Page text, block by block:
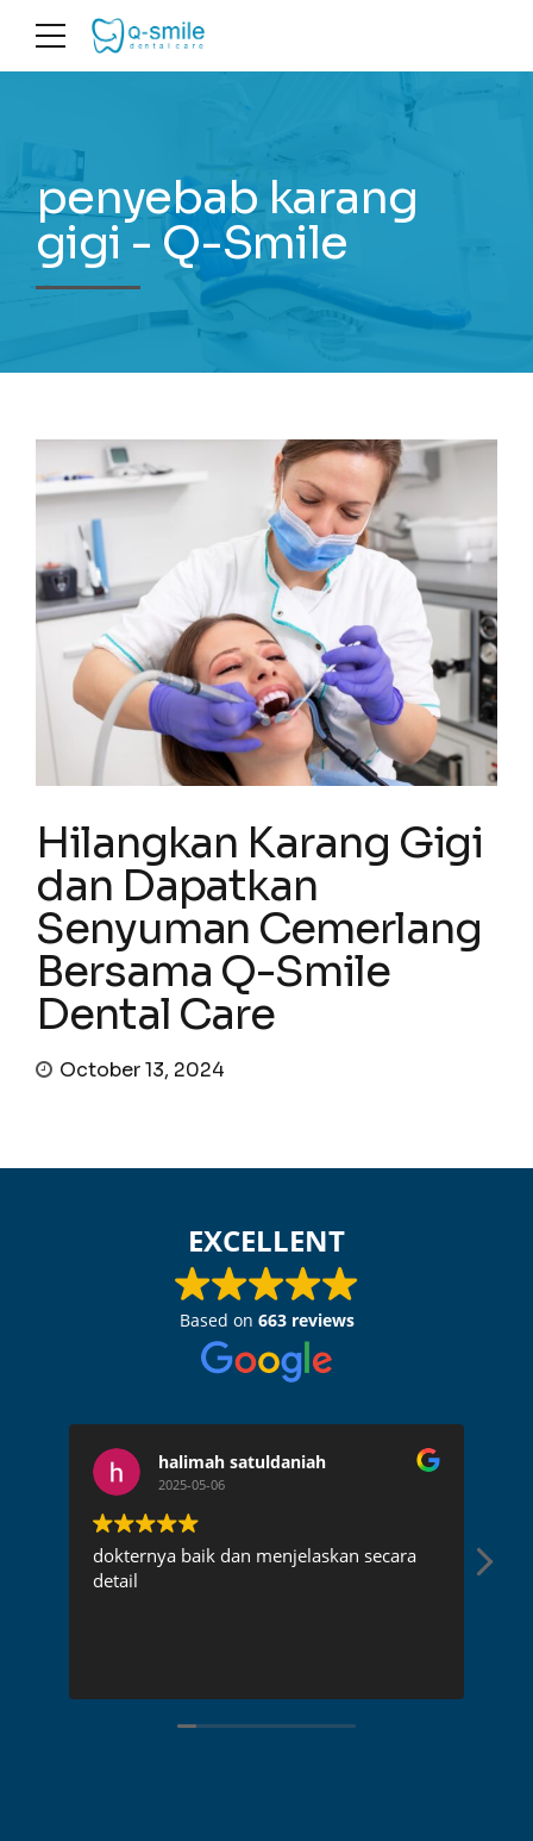
penyebab karang
gigi - Q-Smile
Hilangkan Karang Gigi
dan Dapatkan
Senyuman Cemerlang
Bersama Q-Smile
Dental Care
October 13, 2024
EXCELLENT
Based on 663 reviews
halimah satuldaniah
2025-05-06
dokternya baik dan menjelaskan secara
detail